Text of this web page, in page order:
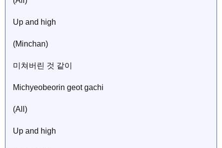
Up and high
(Minchan)
미쳐버린 것 같이
Michyeobeorin geot gachi
(All)
Up and high